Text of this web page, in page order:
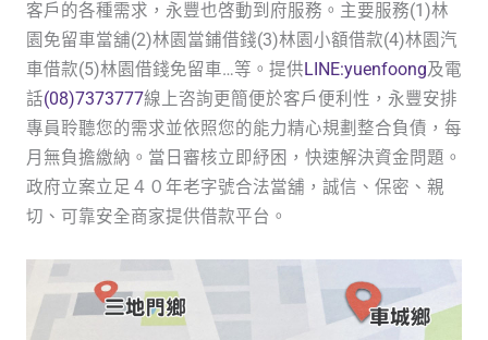
客戶的各種需求，永豐也啓動到府服務。主要服務(1)林
園免留車當舖(2)林園當鋪借錢(3)林園小額借款(4)林園汽
車借款(5)林園借錢免留車…等。提供LINE:yuenfoong及電
話(08)7373777線上咨詢更簡便於客戶便利性，永豐安排
專員聆聽您的需求並依照您的能力精心規劃整合負債，每
月無負擔繳納。當日審核立即紓困，快速解決資金問題。
政府立案立足４０年老字號合法當舖，誠信、保密、親
切、可靠安全商家提供借款平台。